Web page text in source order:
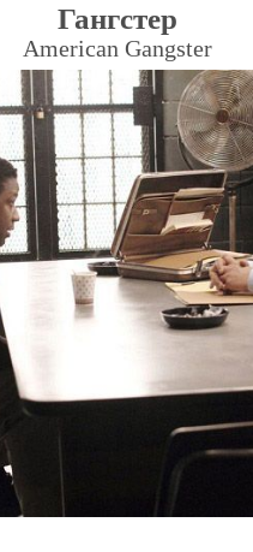
Гангстер
American Gangster